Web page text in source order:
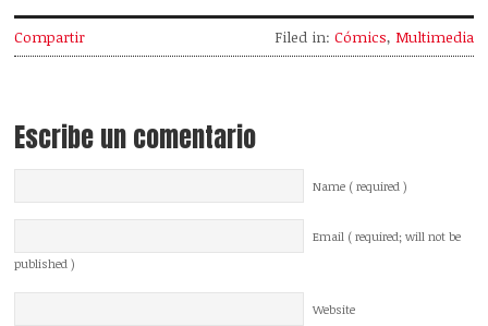
Compartir Filed in: Cómics, Multimedia
Escribe un comentario
Name ( required )
Email ( required; will not be
published )
Website